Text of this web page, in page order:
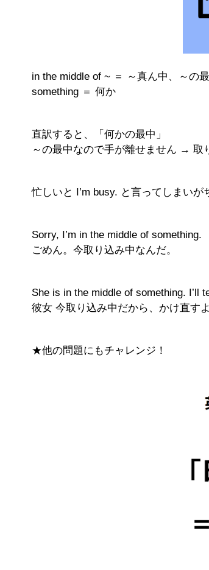
in the middle of ~ ＝ ～真ん中、～の最
something ＝ 何か
直訳すると、「何かの最中」
～の最中なので手が離せません → 取
忙しいと I’m busy. と言ってしまい
Sorry, I’m in the middle of something.
ごめん。今取り込み中なんだ。
She is in the middle of something. I’ll
彼女 今取り込み中だから、かけ直す
★他の問題にもチャレンジ！